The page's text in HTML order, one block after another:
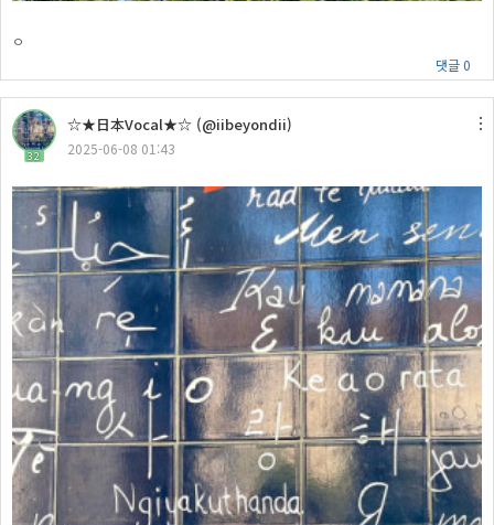
ㅇ
댓글 0
32
☆★日本Vocal★☆ (@iibeyondii)
2025-06-08 01:43